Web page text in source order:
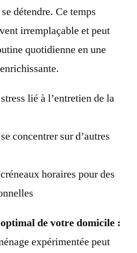
détendre. Ce temps
irremplaçable et peut
quotidienne en une
lié à l’entretien de la
concentrer sur d’autres
horaires pour des
de votre domicile :
expérimentée peut